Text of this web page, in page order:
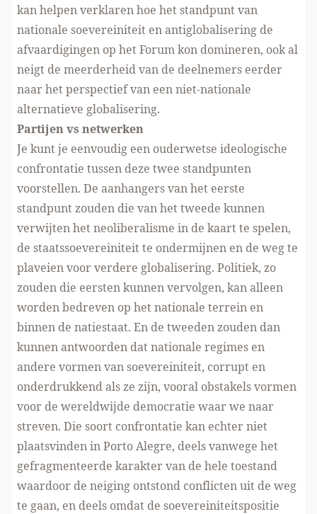
kan helpen verklaren hoe het standpunt van
nationale soevereiniteit en antiglobalisering de
afvaardigingen op het Forum kon domineren, ook al
neigt de meerderheid van de deelnemers eerder
naar het perspectief van een niet-nationale
alternatieve globalisering.
Partijen vs netwerken
Je kunt je eenvoudig een ouderwetse ideologische
confrontatie tussen deze twee standpunten
voorstellen. De aanhangers van het eerste
standpunt zouden die van het tweede kunnen
verwijten het neoliberalisme in de kaart te spelen,
de staatssoevereiniteit te ondermijnen en de weg te
plaveien voor verdere globalisering. Politiek, zo
zouden die eersten kunnen vervolgen, kan alleen
worden bedreven op het nationale terrein en
binnen de natiestaat. En de tweeden zouden dan
kunnen antwoorden dat nationale regimes en
andere vormen van soevereiniteit, corrupt en
onderdrukkend als ze zijn, vooral obstakels vormen
voor de wereldwijde democratie waar we naar
streven. Die soort confrontatie kan echter niet
plaatsvinden in Porto Alegre, deels vanwege het
gefragmenteerde karakter van de hele toestand
waardoor de neiging ontstond conflicten uit de weg
te gaan, en deels omdat de soevereiniteitspositie